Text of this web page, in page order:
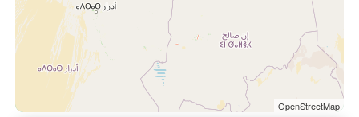
OpenStreetMap